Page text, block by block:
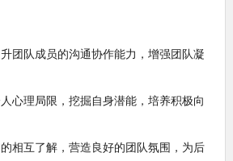
团队成员的沟通协作能力，增强团队凝
心理局限，挖掘自身潜能，培养积极向
相互了解，营造良好的团队氛围，为后